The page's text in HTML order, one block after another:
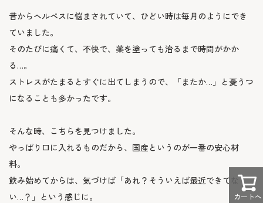
カートへ
昔からヘルペスに悩まされていて、ひどい時は毎月のようにでき
ていました。
そのたびに痛くて、不快で、薬を塗っても治るまで時間がかか
る…。
ストレスがたまるとすぐに出てしまうので、「またか…」と憂うつ
になることも多かったです。
そんな時、こちらを見つけました。
やっぱり口に入れるものだから、国産というのが一番の安心材
料。
飲み始めてからは、気づけば「あれ？そういえば最近できてな
い…？」という感じに。